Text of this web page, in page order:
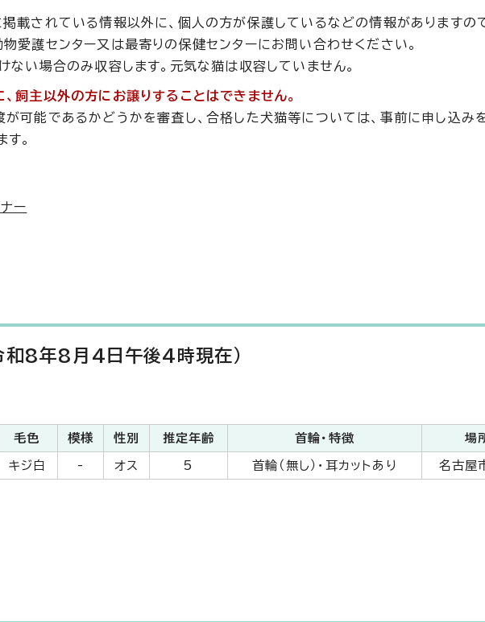
載されている情報以外に、個人の方が保護しているなどの情報がありますの
愛護センター又は最寄りの保健センターにお問い合わせください。
ない場合のみ収容します。元気な猫は収容していません。
飼主以外の方にお譲りすることはできません。
可能であるかどうかを審査し、合格した犬猫等については、事前に申し込み
。
ー
和8年8月4日午後4時現在）
毛色 模様 性別 推定年齢 首輪・特徴 場
キジ白 - オス 5 首輪（無し）・耳カットあり 名古屋